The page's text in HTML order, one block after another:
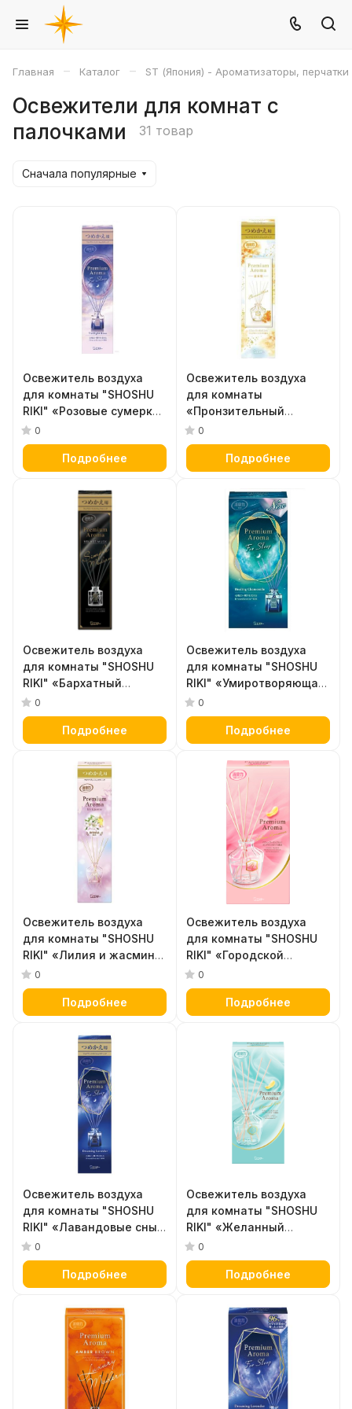
Главная – Каталог – ST (Япония) - Ароматизаторы,
Освежители для комнат с
палочками
31 товар
Сначала популярные
Освежитель воздуха
для комнаты "SHOSHU
RIKI" «Розовые сумерки»
(сменная упаковка -
наполнитель + палочки)
0
Подробнее
Освежитель воздуха
для комнаты
«Пронзительный
османтус» (сменная
упаковка - наполнитель
+ палочки) 65 мл
0
Подробнее
Освежитель воздуха
для комнаты "SHOSHU
RIKI" «Бархатный
мускус» (сменная
упаковка - наполнитель
+ палочки) 50 мл
0
Подробнее
Освежитель воздуха
для комнаты "SHOSHU
RIKI" «Умиротворяющая
ромашка» (стеклянный
флакон + наполнитель +
палочки) 50 мл
0
Подробнее
Освежитель воздуха
для комнаты "SHOSHU
RIKI" «Лилия и жасмин»
(сменная упаковка -
наполнитель + палочки)
0
Подробнее
Освежитель воздуха
для комнаты "SHOSHU
RIKI" «Городской
романс» (флакон +
наполнитель + палочки)
0
Подробнее
Освежитель воздуха
для комнаты "SHOSHU
RIKI" «Лавандовые сны»
(сменная упаковка -
наполнитель + палочки)
0
Подробнее
Освежитель воздуха
для комнаты "SHOSHU
RIKI" «Желанный
подарок» (стеклянный
флакон + наполнитель +
палочки) 50 мл
0
Подробнее